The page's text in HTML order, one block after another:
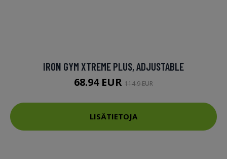
IRON GYM XTREME PLUS, ADJUSTABLE
68.94 EUR 114.9 EUR
LISÄTIETOJA